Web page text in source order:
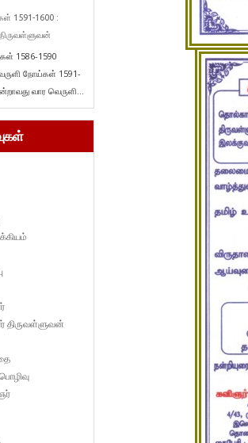
1591-1600 :
1586-1590
நோய்கள் 1591-
வார வெருளி...
திருவள்ளுவன்